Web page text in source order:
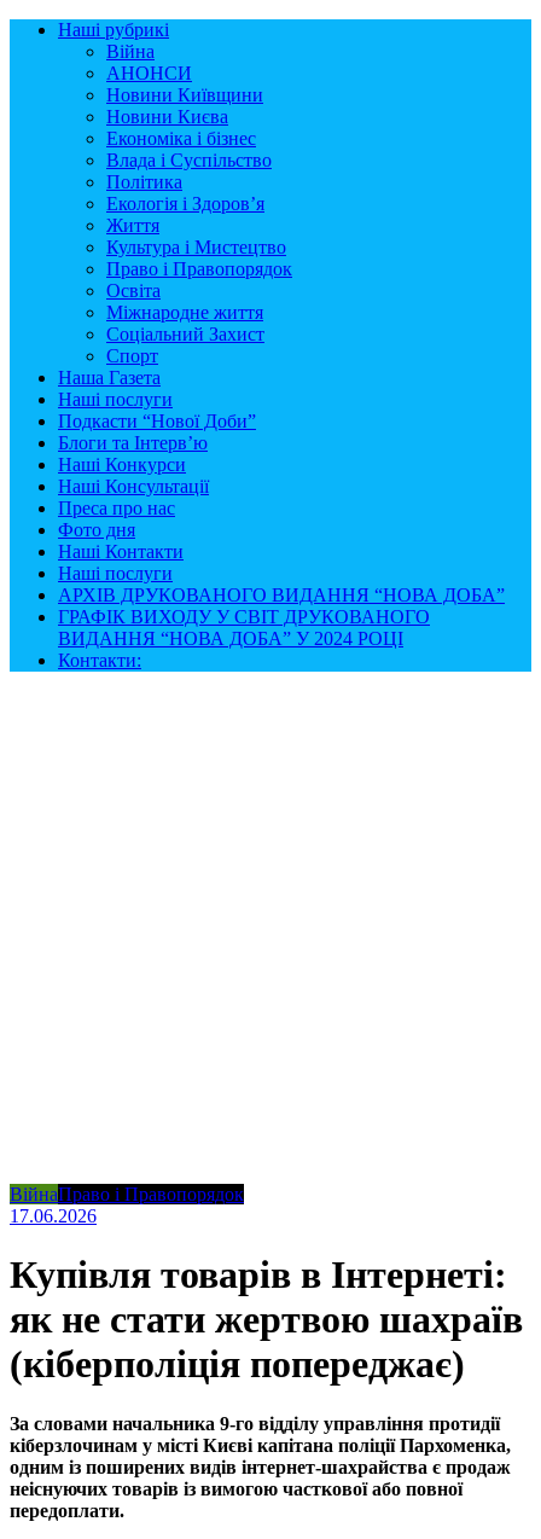
Наші рубрикі
Війна
АНОНСИ
Новини Київщини
Новини Києва
Економіка і бізнес
Влада і Суспільство
Політика
Екологія і Здоров’я
Життя
Культура і Мистецтво
Право і Правопорядок
Освіта
Міжнародне життя
Соціальний Захист
Спорт
Наша Газета
Наші послуги
Подкасти “Нової Доби”
Блоги та Інтерв’ю
Наші Конкурси
Наші Консультації
Преса про нас
Фото дня
Наші Контакти
Наші послуги
АРХІВ ДРУКОВАНОГО ВИДАННЯ “НОВА ДОБА”
ГРАФІК ВИХОДУ У СВІТ ДРУКОВАНОГО
ВИДАННЯ “НОВА ДОБА” У 2024 РОЦІ
Контакти:
ВійнаПраво і Правопорядок
17.06.2026
Купівля товарів в Інтернеті:
як не стати жертвою шахраїв
(кіберполіція попереджає)
За словами начальника 9-го відділу управління протидії
кіберзлочинам у місті Києві капітана поліції Пархоменка,
одним із поширених видів інтернет-шахрайства є продаж
неіснуючих товарів із вимогою часткової або повної
передоплати.